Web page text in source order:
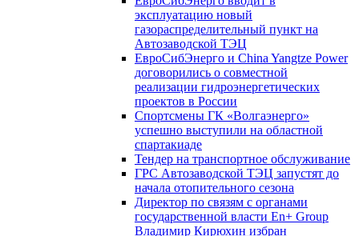
эксплуатацию новый
газораспределительный пункт на
Автозаводской ТЭЦ
ЕвроСибЭнерго и China Yangtze Power
договорились о совместной
реализации гидроэнергетических
проектов в России
Спортсмены ГК «Волгаэнерго»
успешно выступили на областной
спартакиаде
Тендер на транспортное обслуживание
ГРС Автозаводской ТЭЦ запустят до
начала отопительного сезона
Директор по связям с органами
государственной власти En+ Group
Владимир Кирюхин избран